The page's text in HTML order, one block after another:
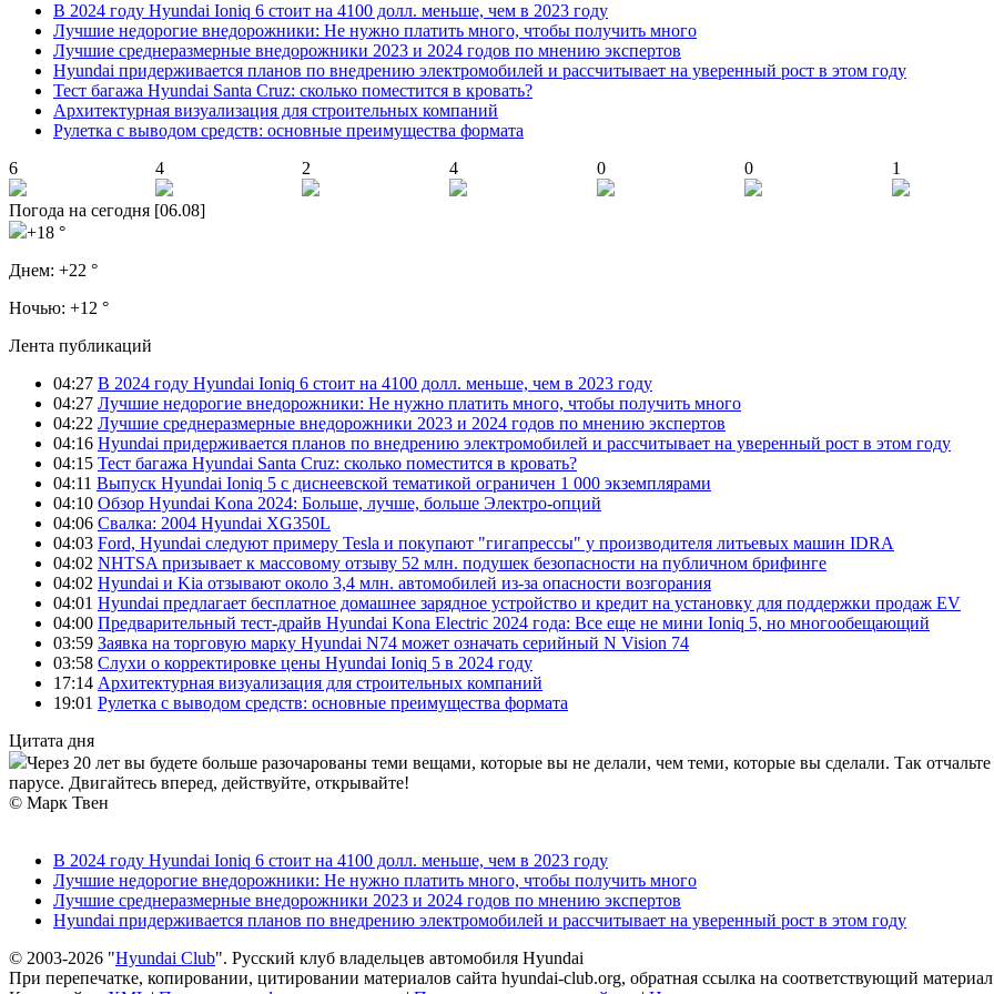
В 2024 году Hyundai Ioniq 6 стоит на 4100 долл. меньше, чем в 2023 году
Лучшие недорогие внедорожники: Не нужно платить много, чтобы получить много
Лучшие среднеразмерные внедорожники 2023 и 2024 годов по мнению экспертов
Hyundai придерживается планов по внедрению электромобилей и рассчитывает на уверенный рост в этом году
Тест багажа Hyundai Santa Cruz: сколько поместится в кровать?
Архитектурная визуализация для строительных компаний
Рулетка с выводом средств: основные преимущества формата
6
4 2 4 0 0 1
Погода на сегодня [06.08]
+18 °
Днем: +22 °
Ночью: +12 °
Лента публикаций
04:27 В 2024 году Hyundai Ioniq 6 стоит на 4100 долл. меньше, чем в 2023 году
04:27 Лучшие недорогие внедорожники: Не нужно платить много, чтобы получить много
04:22 Лучшие среднеразмерные внедорожники 2023 и 2024 годов по мнению экспертов
04:16 Hyundai придерживается планов по внедрению электромобилей и рассчитывает на уверенный рост в этом году
04:15 Тест багажа Hyundai Santa Cruz: сколько поместится в кровать?
04:11 Выпуск Hyundai Ioniq 5 с диснеевской тематикой ограничен 1 000 экземплярами
04:10 Обзор Hyundai Kona 2024: Больше, лучше, больше Электро-опций
04:06 Свалка: 2004 Hyundai XG350L
04:03 Ford, Hyundai следуют примеру Tesla и покупают "гигапрессы" у производителя литьевых машин IDRA
04:02 NHTSA призывает к массовому отзыву 52 млн. подушек безопасности на публичном брифинге
04:02 Hyundai и Kia отзывают около 3,4 млн. автомобилей из-за опасности возгорания
04:01 Hyundai предлагает бесплатное домашнее зарядное устройство и кредит на установку для поддержки продаж EV
04:00 Предварительный тест-драйв Hyundai Kona Electric 2024 года: Все еще не мини Ioniq 5, но многообещающий
03:59 Заявка на торговую марку Hyundai N74 может означать серийный N Vision 74
03:58 Слухи о корректировке цены Hyundai Ioniq 5 в 2024 году
17:14 Архитектурная визуализация для строительных компаний
19:01 Рулетка с выводом средств: основные преимущества формата
Цитата дня
Через 20 лет вы будете больше разочарованы теми вещами, которые вы не делали, чем теми, которые вы сделали. Так
парусе. Двигайтесь вперед, действуйте, открывайте!
© Марк Твен
В 2024 году Hyundai Ioniq 6 стоит на 4100 долл. меньше, чем в 2023 году
Лучшие недорогие внедорожники: Не нужно платить много, чтобы получить много
Лучшие среднеразмерные внедорожники 2023 и 2024 годов по мнению экспертов
Hyundai придерживается планов по внедрению электромобилей и рассчитывает на уверенный рост в этом году
© 2003-2026 "Hyundai Club". Русский клуб владельцев автомобиля Hyundai
При перепечатке, копировании, цитировании материалов сайта hyundai-club.org, обратная ссылка на соответствующий материал